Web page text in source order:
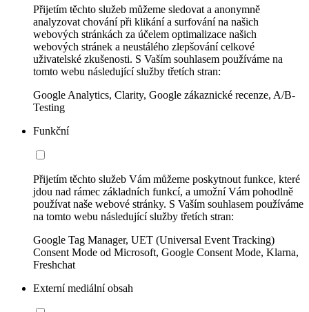
Přijetím těchto služeb můžeme sledovat a anonymně
analyzovat chování při klikání a surfování na našich
webových stránkách za účelem optimalizace našich
webových stránek a neustálého zlepšování celkové
uživatelské zkušenosti. S Vaším souhlasem používáme na
tomto webu následující služby třetích stran:
Google Analytics, Clarity, Google zákaznické recenze, A/B-
Testing
Funkční
Přijetím těchto služeb Vám můžeme poskytnout funkce, které
jdou nad rámec základních funkcí, a umožní Vám pohodlně
používat naše webové stránky. S Vaším souhlasem používáme
na tomto webu následující služby třetích stran:
Google Tag Manager, UET (Universal Event Tracking)
Consent Mode od Microsoft, Google Consent Mode, Klarna,
Freshchat
Externí mediální obsah